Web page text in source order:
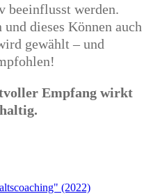
beeinflusst werden.
dieses Können auch
gewählt – und
Empfang wirkt
(2022)